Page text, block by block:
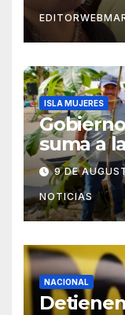
ISLA MUJERES
suma a
de9 DE
NOTICIAS
NACIONAL